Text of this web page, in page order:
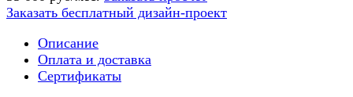
Заказать бесплатный дизайн-проект
Описание
Оплата и доставка
Сертификаты